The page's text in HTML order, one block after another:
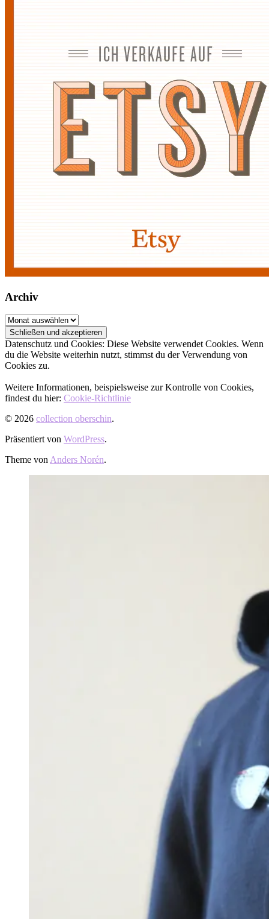
Archiv
Archiv
Datenschutz und Cookies: Diese Website verwendet Cookies. Wenn
du die Website weiterhin nutzt, stimmst du der Verwendung von
Cookies zu.
Weitere Informationen, beispielsweise zur Kontrolle von Cookies,
findest du hier: Cookie-Richtlinie
© 2026 collection oberschin.
Präsentiert von WordPress.
Theme vonAnders Norén.